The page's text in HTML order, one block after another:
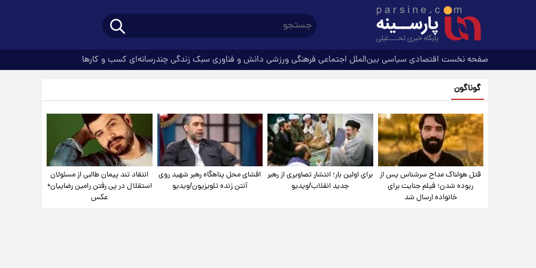
صفحه نخست اقتصادی سیاسی بین‌الملل اجتماعی فرهنگیورزشی دانش و فناوری سبک زندگیچندرسانه‌ای کسب و کارها
گوناگون
قتل هولناک مداح سرشناس پس از
ربوده شدن؛ فیلم جنایت برای
خانواده ارسال شد
برای اولین بار؛ انتشار تصاویری از رهبر
جدید انقلاب/ویدیو
افشای محل پناهگاه‌ رهبر شهید روی
آنتن زنده تلویزیون/ویدیو
انتقاد تند پیمان طالبی از مسئولان
استقلال در پی رفتن رامین رضاییان+
عکس